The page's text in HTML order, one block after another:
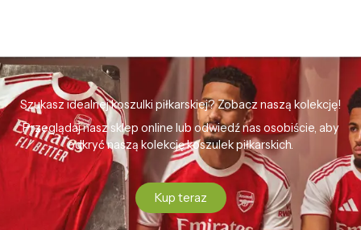
Szukasz idealnej koszulki piłkarskiej? Zobacz naszą kolekcję!
Przeglądaj nasz sklep online lub odwiedź nas osobiście, aby
odkryć naszą kolekcję koszulek piłkarskich.
Kup teraz